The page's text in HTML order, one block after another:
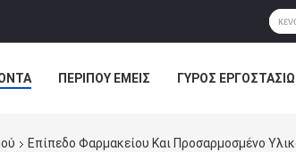
ΠΕΡΊΠΟΥ ΕΜΕΊΣ ΓΎΡΟΣ
Επίπεδο Φαρμακείου Και Προσαρμοσμένο